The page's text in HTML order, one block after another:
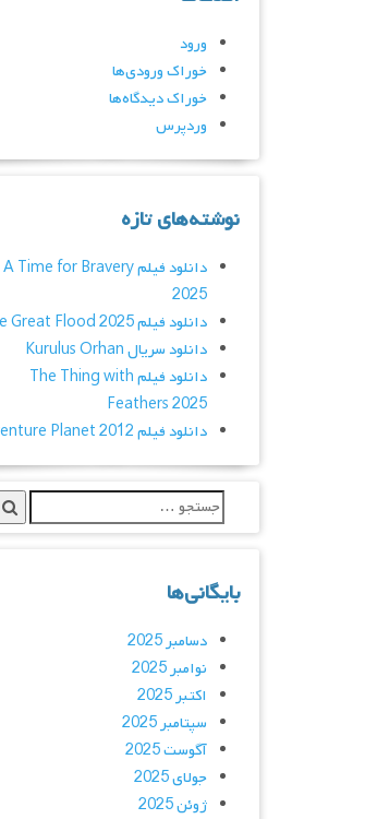
ورود
خوراک ورودی‌ها
خوراک دیدگاه‌ها
وردپرس
نوشته‌های تازه
دانلود فیلم A Time for Bravery
2025
دانلود فیلم The Great Flood 2025
دانلود سریال Kurulus Orhan
دانلود فیلم The Thing with
Feathers 2025
دانلود فیلم Adventure Planet 2012
بایگانی‌ها
دسامبر 2025
نوامبر 2025
اکتبر 2025
سپتامبر 2025
آگوست 2025
جولای 2025
ژوئن 2025